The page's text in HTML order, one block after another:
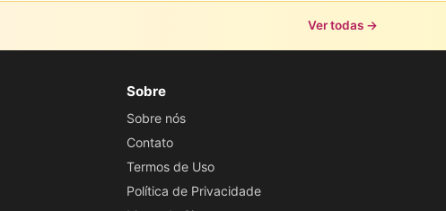
Ver todas →
Sobre
Sobre nós
Contato
Termos de Uso
Política de Privacidade